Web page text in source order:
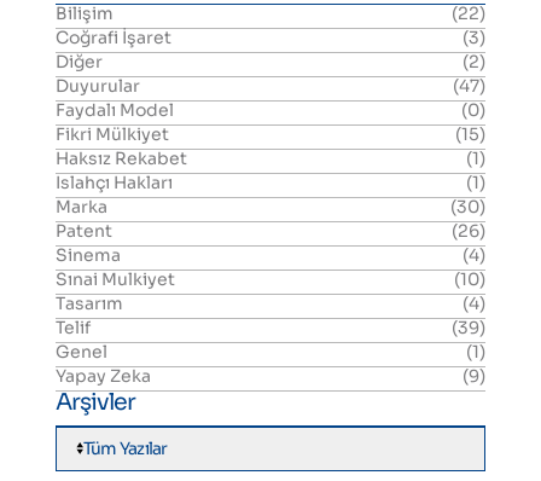
Bilişim
(22)
Coğrafi İşaret
(3)
Diğer
(2)
Duyurular
(47)
Faydalı Model
(0)
Fikri Mülkiyet
(15)
Haksız Rekabet
(1)
Islahçı Hakları
(1)
Marka
(30)
Patent
(26)
Sinema
(4)
Sınai Mulkiyet
(10)
Tasarım
(4)
Telif
(39)
Genel
(1)
Yapay Zeka
(9)
Arşivler
Tüm Yazılar